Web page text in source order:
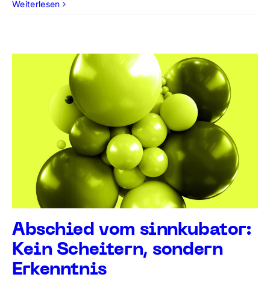
Weiterlesen
Abschied vom sinnkubator:
Kein Scheitern, sondern
Erkenntnis